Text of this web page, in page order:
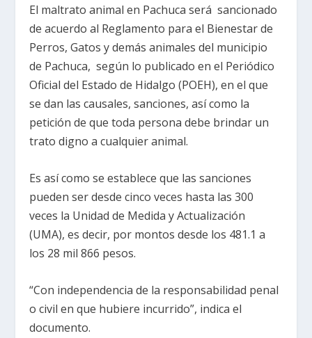
El maltrato animal en Pachuca será sancionado
de acuerdo al Reglamento para el Bienestar de
Perros, Gatos y demás animales del municipio
de Pachuca, según lo publicado en el Periódico
Oficial del Estado de Hidalgo (POEH), en el que
se dan las causales, sanciones, así como la
petición de que toda persona debe brindar un
trato digno a cualquier animal.
Es así como se establece que las sanciones
pueden ser desde cinco veces hasta las 300
veces la Unidad de Medida y Actualización
(UMA), es decir, por montos desde los 481.1 a
los 28 mil 866 pesos.
“Con independencia de la responsabilidad penal
o civil en que hubiere incurrido”, indica el
documento.